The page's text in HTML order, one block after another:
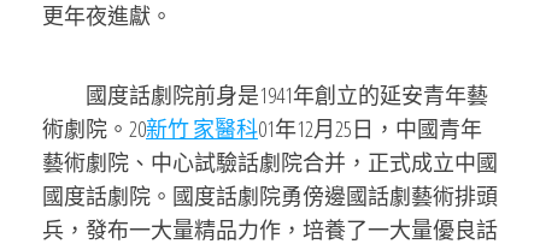
更年夜進獻。
國度話劇院前身是1941年創立的延安青年藝
術劇院。20新竹 家醫科01年12月25日，中國青年
藝術劇院、中心試驗話劇院合并，正式成立中國
國度話劇院。國度話劇院勇傍邊國話劇藝術排頭
兵，發布一大量精品力作，培養了一大量優良話